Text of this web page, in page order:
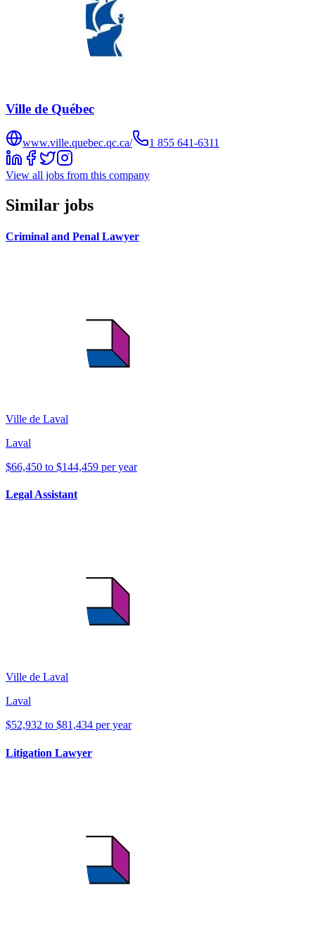
Ville de Québec
www.ville.quebec.qc.ca/ 1 855 641‑6311
View all jobs from this company
Similar jobs
Criminal and Penal Lawyer
Ville de Laval
Laval
$66,450 to $144,459 per year
Legal Assistant
Ville de Laval
Laval
$52,932 to $81,434 per year
Litigation Lawyer